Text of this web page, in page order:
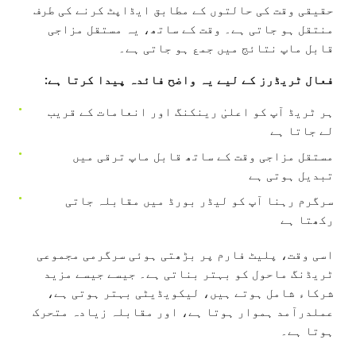
حقیقی وقت کی حالتوں کے مطابق ایڈاپٹ کرنے کی طرف
منتقل ہو جاتی ہے۔ وقت کے ساتھ، یہ مستقل مزاجی
قابل ماپ نتائج میں جمع ہو جاتی ہے۔
فعال ٹریڈرز کے لیے یہ واضح فائدہ پیدا کرتا ہے:
ہر ٹریڈ آپ کو اعلیٰ رینکنگ اور انعامات کے قریب
لے جاتا ہے
مستقل مزاجی وقت کے ساتھ قابل ماپ ترقی میں
تبدیل ہوتی ہے
سرگرم رہنا آپ کو لیڈر بورڈ میں مقابلہ جاتی
رکھتا ہے
اسی وقت، پلیٹ فارم پر بڑھتی ہوئی سرگرمی مجموعی
ٹریڈنگ ماحول کو بہتر بناتی ہے۔ جیسے جیسے مزید
شرکاء شامل ہوتے ہیں، لیکویڈیٹی بہتر ہوتی ہے،
عملدرآمد ہموار ہوتا ہے، اور مقابلہ زیادہ متحرک
ہوتا ہے۔